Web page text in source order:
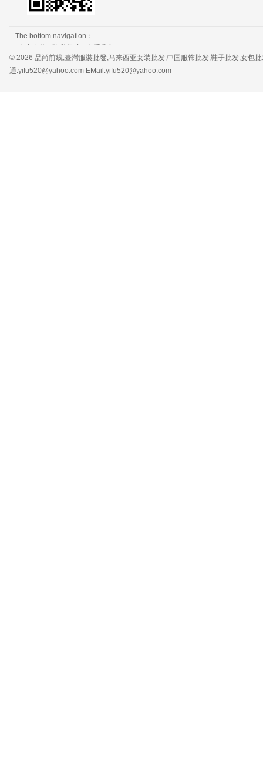
The bottom navigation：
© 2026 品尚前线,臺灣服裝批發,马来西亚女装批发,中国服饰批发,鞋子批发,女
通:yifu520@yahoo.com EMail:yifu520@yahoo.com